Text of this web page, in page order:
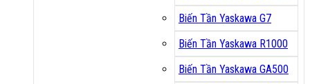
Biến Tần Yaskawa G7
Biến Tần Yaskawa R1000
Biến Tần Yaskawa GA500